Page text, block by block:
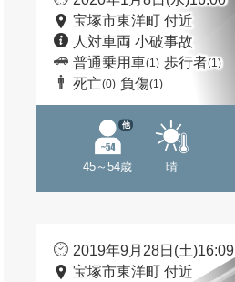
宝塚市東洋町 付近
人対車両 小破事故
普通乗用車(1) 歩行者(1)
死亡(0) 負傷(1)
45～54歳
他
晴
2019年9月28日(土)16:09
宝塚市東洋町 付近